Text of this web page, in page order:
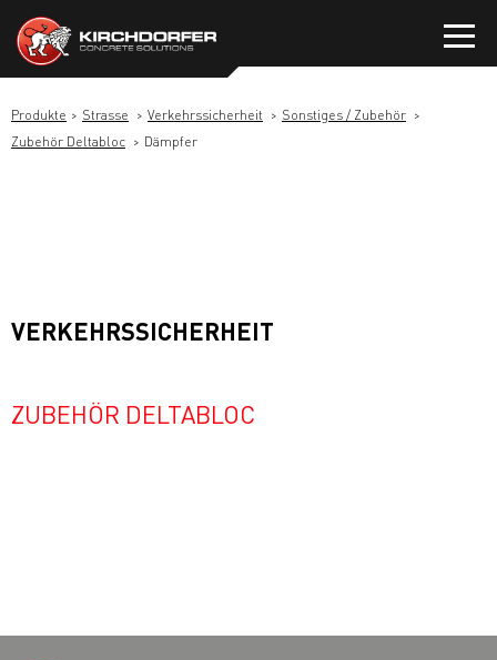
Inhalt
springen
Produkte Strasse Verkehrssicherheit
Sonstiges / Zubehör
Zubehör Deltabloc
Dämpfer
VERKEHRSSICHERHEIT
ZUBEHÖR DELTABLOC